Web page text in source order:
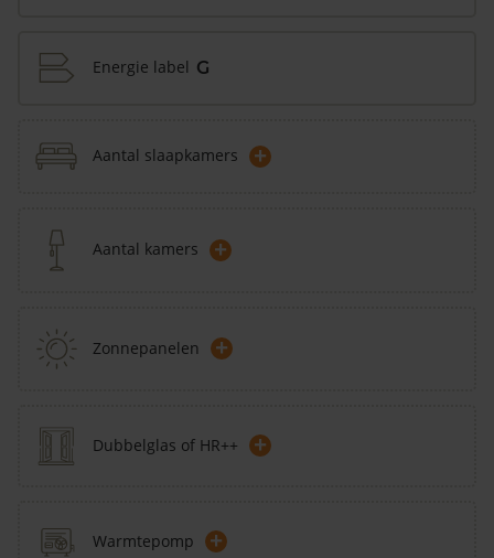
Energie label G
Aantal slaapkamers +
Aantal kamers +
Zonnepanelen +
Dubbelglas of HR++ +
Warmtepomp +